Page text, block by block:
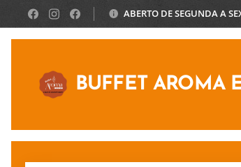
ABERTO DE SEGUNDA A
BUFFET AROMA